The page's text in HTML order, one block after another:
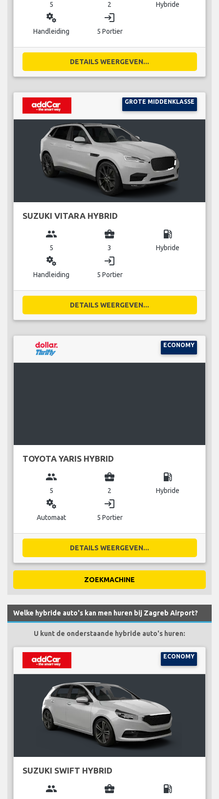
5 2 Hybride
miscellaneous_services
Handleiding
login
5 Portier
DETAILS WEERGEVEN...
GROTE MIDDENKLASSE
SUZUKI VITARA HYBRID
group
5
business_center
3
local_gas_station
Hybride
miscellaneous_services
Handleiding
login
5 Portier
DETAILS WEERGEVEN...
ECONOMY
TOYOTA YARIS HYBRID
group
5
business_center
2
local_gas_station
Hybride
miscellaneous_services
Automaat
login
5 Portier
DETAILS WEERGEVEN...
ZOEKMACHINE
Welke hybride auto's kan men huren bij Zagreb Airport?
U kunt de onderstaande hybride auto's huren:
ECONOMY
SUZUKI SWIFT HYBRID
group business_center local_gas_station